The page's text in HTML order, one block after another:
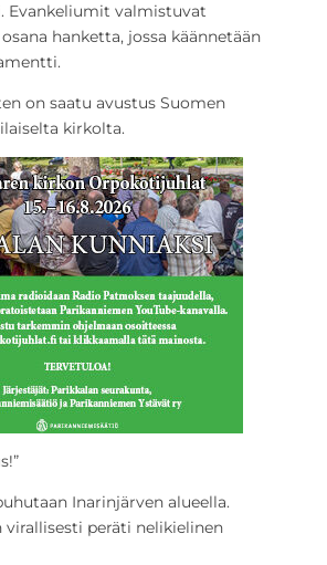
Evankeliumit valmistuvat
hanketta, jossa käännetään
on saatu avustus Suomen
kirkolta.
Inarinjärven alueella.
virallisesti peräti nelikielinen